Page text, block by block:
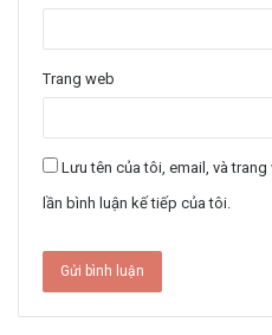
Trang web
Lưu tên của tôi, email, và
lần bình luận kế tiếp của tôi.